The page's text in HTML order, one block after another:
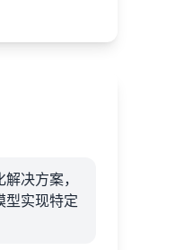
决方案，
型实现特定